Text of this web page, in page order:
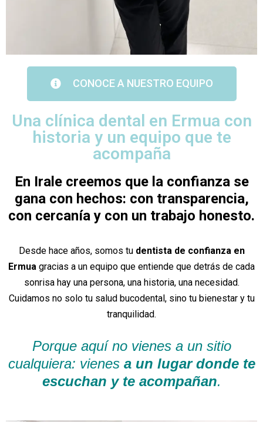
CONOCE A NUESTRO EQUIPO
Una clínica dental en Ermua con
historia y un equipo que te
acompaña
En Irale creemos que la confianza se
gana con hechos: con transparencia,
con cercanía y con un trabajo honesto.
Desde hace años, somos tu dentista de confianza en
Ermua gracias a un equipo que entiende que detrás de cada
sonrisa hay una persona, una historia, una necesidad.
Cuidamos no solo tu salud bucodental, sino tu bienestar y tu
tranquilidad.
Porque aquí no vienes a un sitio
cualquiera: vienes a un lugar donde te
escuchan y te acompañan.